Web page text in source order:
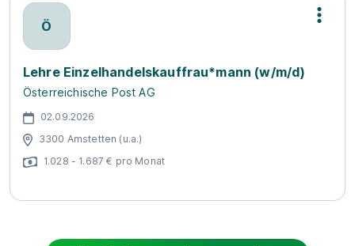
Ö
Lehre Einzelhandelskauffrau*mann (w/m/d)
Österreichische Post AG
02.09.2026
3300 Amstetten (u.a.)
1.028 - 1.687 € pro Monat